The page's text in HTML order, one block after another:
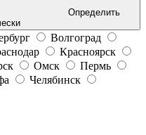
Определить
Волгоград
Красноярск
Омск
Пермь
Челябинск